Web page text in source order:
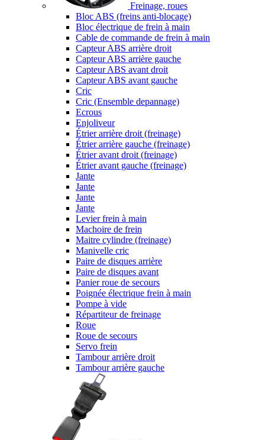
Freinage, roues
Bloc ABS (freins anti-blocage)
Bloc électrique de frein à main
Cable de commande de frein à main
Capteur ABS arrière droit
Capteur ABS arrière gauche
Capteur ABS avant droit
Capteur ABS avant gauche
Cric
Cric (Ensemble depannage)
Ecrous
Enjoliveur
Étrier arrière droit (freinage)
Étrier arrière gauche (freinage)
Étrier avant droit (freinage)
Étrier avant gauche (freinage)
Jante
Jante
Jante
Jante
Levier frein à main
Machoire de frein
Maitre cylindre (freinage)
Manivelle cric
Paire de disques arrière
Paire de disques avant
Panier roue de secours
Poignée électrique frein à main
Pompe à vide
Répartiteur de freinage
Roue
Roue de secours
Servo frein
Tambour arrière droit
Tambour arrière gauche